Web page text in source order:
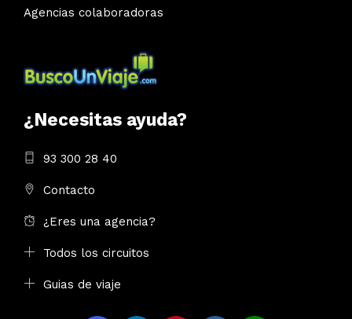
Agencias colaboradoras
¿Necesitas ayuda?
93 300 28 40
Contacto
¿Eres una agencia?
Todos los circuitos
Guias de viaje